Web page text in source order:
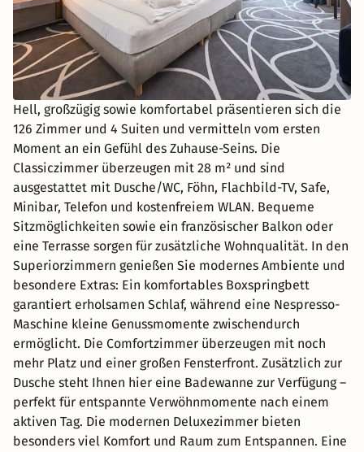
Hell, großzügig sowie komfortabel präsentieren sich die
126 Zimmer und 4 Suiten und vermitteln vom ersten
Moment an ein Gefühl des Zuhause-Seins. Die
Classiczimmer überzeugen mit 28 m² und sind
ausgestattet mit Dusche/WC, Föhn, Flachbild-TV, Safe,
Minibar, Telefon und kostenfreiem WLAN. Bequeme
Sitzmöglichkeiten sowie ein französischer Balkon oder
eine Terrasse sorgen für zusätzliche Wohnqualität. In den
Superiorzimmern genießen Sie modernes Ambiente und
besondere Extras: Ein komfortables Boxspringbett
garantiert erholsamen Schlaf, während eine Nespresso-
Maschine kleine Genussmomente zwischendurch
ermöglicht. Die Comfortzimmer überzeugen mit noch
mehr Platz und einer großen Fensterfront. Zusätzlich zur
Dusche steht Ihnen hier eine Badewanne zur Verfügung –
perfekt für entspannte Verwöhnmomente nach einem
aktiven Tag. Die modernen Deluxezimmer bieten
besonders viel Komfort und Raum zum Entspannen. Eine